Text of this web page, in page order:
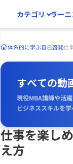
カテゴリ ラー
体系的に学ぶ自己啓発仕
すべての動
現役MBA講師や活
ビジネススキルを
仕事を楽し
え方